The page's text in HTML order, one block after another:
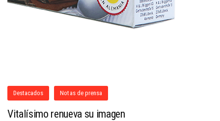
Destacados Notas de prensa
Vitalísimo renueva su imagen